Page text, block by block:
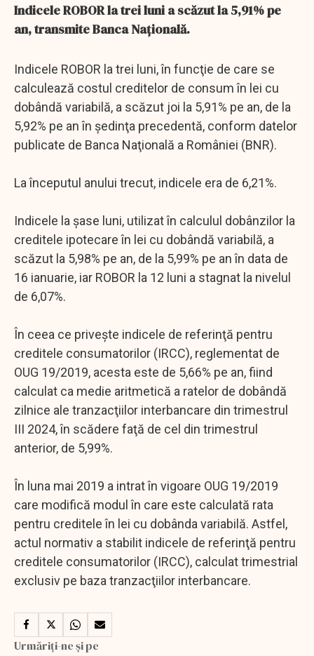
Indicele ROBOR la trei luni a scăzut la 5,91% pe
an, transmite Banca Naţională.
Indicele ROBOR la trei luni, în funcţie de care se
calculează costul creditelor de consum în lei cu
dobândă variabilă, a scăzut joi la 5,91% pe an, de la
5,92% pe an în şedinţa precedentă, conform datelor
publicate de Banca Naţională a României (BNR).
La începutul anului trecut, indicele era de 6,21%.
Indicele la şase luni, utilizat în calculul dobânzilor la
creditele ipotecare în lei cu dobândă variabilă, a
scăzut la 5,98% pe an, de la 5,99% pe an în data de
16 ianuarie, iar ROBOR la 12 luni a stagnat la nivelul
de 6,07%.
În ceea ce priveşte indicele de referinţă pentru
creditele consumatorilor (IRCC), reglementat de
OUG 19/2019, acesta este de 5,66% pe an, fiind
calculat ca medie aritmetică a ratelor de dobândă
zilnice ale tranzacţiilor interbancare din trimestrul
III 2024, în scădere faţă de cel din trimestrul
anterior, de 5,99%.
În luna mai 2019 a intrat în vigoare OUG 19/2019
care modifică modul în care este calculată rata
pentru creditele în lei cu dobânda variabilă. Astfel,
actul normativ a stabilit indicele de referinţă pentru
creditele consumatorilor (IRCC), calculat trimestrial
exclusiv pe baza tranzacţiilor interbancare.
Urmăriți-ne și pe